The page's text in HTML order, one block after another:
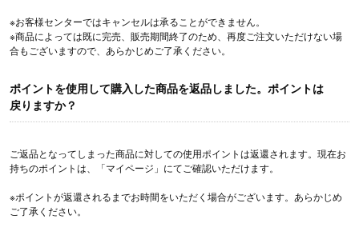
※お客様センターではキャンセルは承ることができません。
※商品によっては既に完売、販売期間終了のため、再度ご注文いただけない場
合もございますので、あらかじめご了承ください。
ポイントを使用して購入した商品を返品しました。ポイントは
戻りますか？
ご返品となってしまった商品に対しての使用ポイントは返還されます。現在お
持ちのポイントは、「マイページ」にてご確認いただけます。
※ポイントが返還されるまでお時間をいただく場合がございます。あらかじめ
ご了承ください。